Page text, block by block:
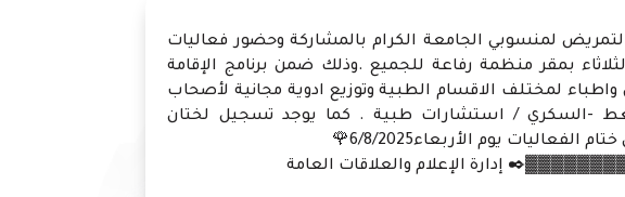
لمنسوبي الجامعة الكرام بالمشاركة وحضور فعاليات
بمقر منظمة رفاعة للجميع .وذلك ضمن برنامج الإقامة
واطباء لمختلف الاقسام الطبية وتوزيع ادوية مجانية لأصحاب
-السكري / استشارات طبية . كما يوجد تسجيل لختان
الفعاليات يوم الأربعاء6/8/2025🌹
إدارة الإعلام والعلاقات العامة